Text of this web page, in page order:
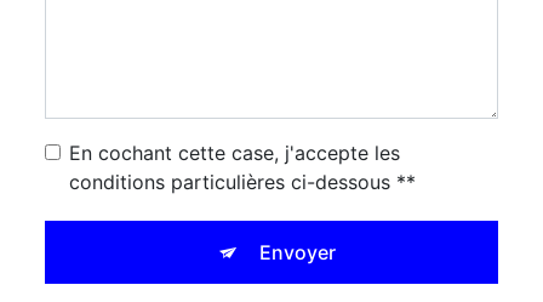
En cochant cette case, j'accepte les
conditions particulières ci-dessous **
Envoyer